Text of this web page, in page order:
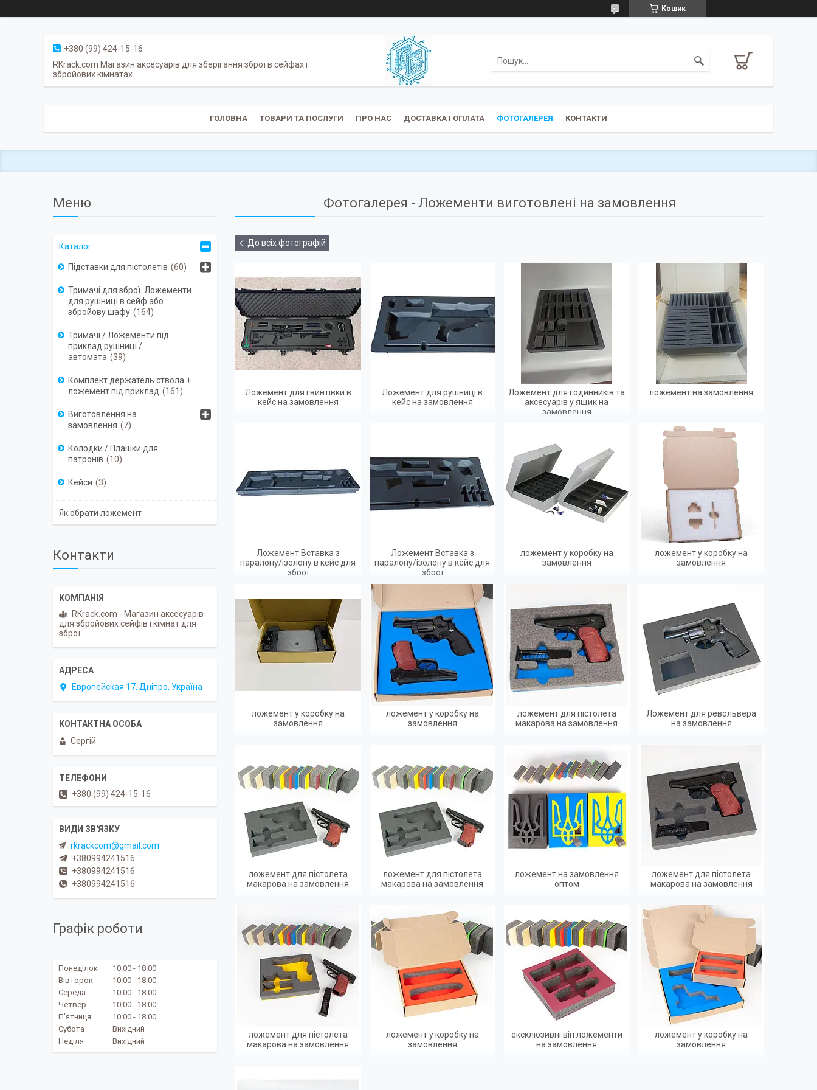
Кошик
+380 (99) 424-15-16
RKrack.com Магазин аксесуарів для зберігання зброї в сейфах і
збройових кімнатах
ГОЛОВНА ТОВАРИ ТА ПОСЛУГИ ПРО НАС ДОСТАВКА І ОПЛАТА ФОТОГАЛЕРЕЯ КОНТАКТИ
Фотогалерея - Ложементи виготовлені на замовлення
До всіх фотографій
Ложемент для гвинтівки в
кейс на замовлення
Ложемент для рушниці в
кейс на замовлення
Ложемент для годинників та
аксесуарів у ящик на
замовлення
ложемент на замовлення
Ложемент Вставка з
паралону/ізолону в кейс для
зброї
Ложемент Вставка з
паралону/ізолону в кейс для
зброї
ложемент у коробку на
замовлення
ложемент у коробку на
замовлення
ложемент у коробку на
замовлення
ложемент у коробку на
замовлення
ложемент для пістолета
макарова на замовлення
Ложемент для револьвера
на замовлення
ложемент для пістолета
макарова на замовлення
ложемент для пістолета
макарова на замовлення
ложемент на замовлення
оптом
ложемент для пістолета
макарова на замовлення
ложемент для пістолета
макарова на замовлення
ложемент у коробку на
замовлення
ексклюзивні віп ложементи
на замовлення
ложемент у коробку на
замовлення
Каталог
Підставки для пістолетів 60
Тримачі для зброї. Ложементи
для рушниці в сейф або
збройову шафу
164
Тримачі / Ложементи під
приклад рушниці /
автомата
39
Комплект держатель ствола +
ложемент під приклад
161
Виготовлення на
замовлення
7
Колодки / Плашки для
патронів
10
Кейси 3
Як обрати ложемент
Контакти
RKrack.com - Магазин аксесуарів
для збройових сейфів і кімнат для
зброї
Европейская 17, Дніпро, Україна
Сергій
+380 (99) 424-15-16
rkrackcom@gmail.com
+380994241516
+380994241516
+380994241516
Графік роботи
Понеділок 10:00
18:00
Вівторок
10:00
18:00
Середа
10:00
18:00
Четвер
10:00
18:00
Пʼятниця
10:00
18:00
Субота
Вихідний
Неділя
Вихідний